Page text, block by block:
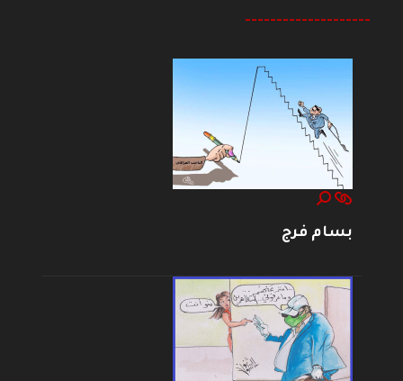
--------------------
بسام فرج